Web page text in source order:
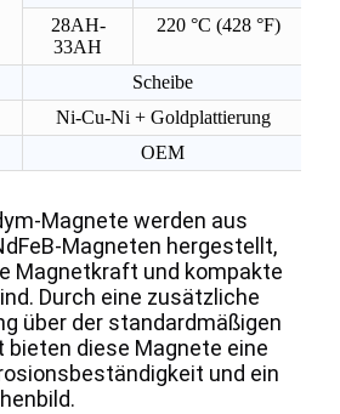
28AH-
33AH
220 °C (428 °F)
Scheibe
Ni-Cu-Ni + Goldplattierung
OEM
Magnete werden aus
Magneten hergestellt,
Magnetkraft und kompakte
Durch eine zusätzliche
über der standardmäßigen
bieten diese Magnete eine
und ein